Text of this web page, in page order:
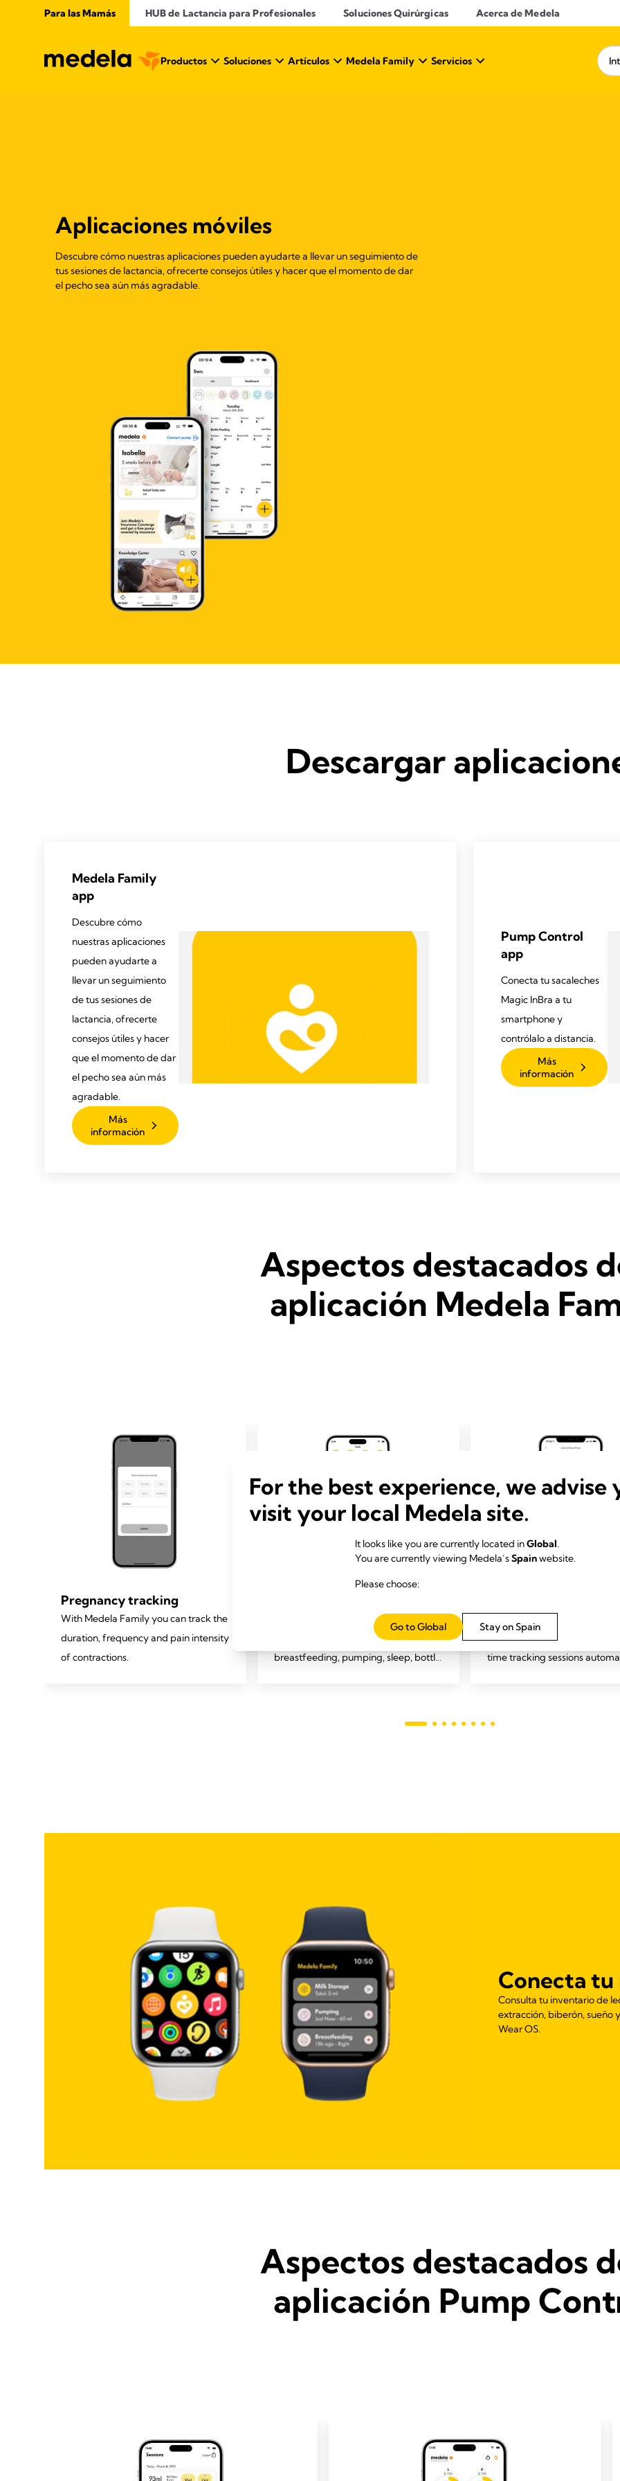
Para las Mamás ​ HUB de Lactancia para Profesionales Soluciones Quirúrgicas Acerca de Medela
Productos Soluciones Artículos Medela Family Servicios
Aplicaciones móviles
Descubre cómo nuestras aplicaciones pueden ayudarte a llevar un seguimiento de
tus sesiones de lactancia, ofrecerte consejos útiles y hacer que el momento de dar
el pecho sea aún más agradable.
Descargar
Medela Family
app
Descubre cómo
nuestras aplicaciones
pueden ayudarte a
llevar un seguimiento
de tus sesiones de
lactancia, ofrecerte
consejos útiles y hacer
que el momento de dar
el pecho sea aún más
agradable.
Más
información
Pump Control
app
Conecta tu sacaleches
Magic InBra a tu
smartphone y
contrólalo a distancia.
Más
información
Aspectos destacados
aplicación Medela
Pregnancy tracking
With Medela Family you can track the
duration, frequency and pain intensity
of contractions.
The following sessions can be tracked
for one or more babies:
breastfeeding, pumping, sleep, bottle
breast pump via Bluetooth
time tracking sessions
Conecta
Consulta tu inventario de
extracción, biberón, sueño
Wear OS.
Aspectos destacados
aplicación Pump
For the best experience, we advise
visit your local Medela site.
It looks like you are currently located inGlobal.
You are currently viewing Medela’sSpainwebsite.
Please choose:
Stay on Spain
Go to Global